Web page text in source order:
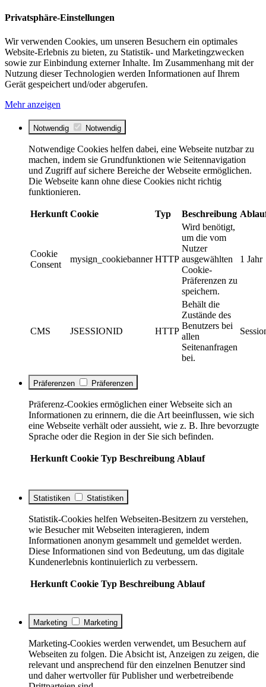
Privatsphäre-Einstellungen
Wir verwenden Cookies, um unseren Besuchern ein optimales
Website-Erlebnis zu bieten, zu Statistik- und Marketingzwecken
sowie zur Einbindung externer Inhalte. Im Zusammenhang mit der
Nutzung dieser Technologien werden Informationen auf Ihrem
Gerät gespeichert und/oder abgerufen.
Mehr anzeigen
Notwendig Notwendig
Notwendige Cookies helfen dabei, eine Webseite nutzbar zu
machen, indem sie Grundfunktionen wie Seitennavigation
und Zugriff auf sichere Bereiche der Webseite ermöglichen.
Die Webseite kann ohne diese Cookies nicht richtig
funktionieren.
Herkunft Cookie Typ Beschreibung
Cookie
Consent
mysign_cookiebanner HTTP
Wird benötigt,
um die vom
Nutzer
ausgewählten
Cookie-
Präferenzen zu
speichern.
1 Jahr
CMS JSESSIONID HTTP
Behält die
Zustände des
Benutzers bei
allen
Seitenanfragen
bei.
Präferenzen Präferenzen
Präferenz-Cookies ermöglichen einer Webseite sich an
Informationen zu erinnern, die die Art beeinflussen, wie sich
eine Webseite verhält oder aussieht, wie z. B. Ihre bevorzugte
Sprache oder die Region in der Sie sich befinden.
Herkunft Cookie Typ Beschreibung Ablauf
Statistiken Statistiken
Statistik-Cookies helfen Webseiten-Besitzern zu verstehen,
wie Besucher mit Webseiten interagieren, indem
Informationen anonym gesammelt und gemeldet werden.
Diese Informationen sind von Bedeutung, um das digitale
Kundenerlebnis kontinuierlich zu verbessern.
Herkunft Cookie Typ Beschreibung Ablauf
Marketing Marketing
Marketing-Cookies werden verwendet, um Besuchern auf
Webseiten zu folgen. Die Absicht ist, Anzeigen zu zeigen, die
relevant und ansprechend für den einzelnen Benutzer sind
und daher wertvoller für Publisher und werbetreibende